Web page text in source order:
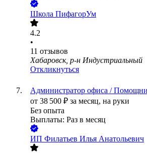
Школа ПифагорУм
4.2
•
11 отзывов
Хабаровск, р-н Индустриальный
Откликнуться
Администратор офиса /
от 38 500 ₽ за месяц, на руки
Без опыта
Выплаты: Раз в месяц
ИП Филатьев Илья Анатольевич